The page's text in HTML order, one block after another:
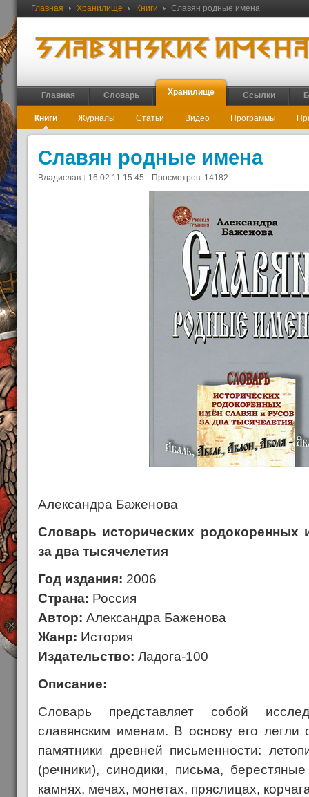
Главная Хранилище Книги Славян родные имена
Главная Словарь Хранилище Ссылки
Книги Журналы Статьи Видео Программы
Славян родные имена
Владислав 16.02.11 15:45 Просмотров: 14182
Александра Баженова
Словарь исторических родокоренных
за два тысячелетия
Год издания: 2006
Страна: Россия
Автор: Александра Баженова
Жанр: История
Издательство: Ладога-100
Описание:
Словарь представляет собой
славянским именам. В основу его легли
памятники древней письменности:
(речники), синодики, письма,
камнях, мечах, монетах, пряслицах,